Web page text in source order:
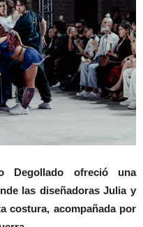
Degollado ofreció una
las diseñadoras Julia y
costura, acompañada por